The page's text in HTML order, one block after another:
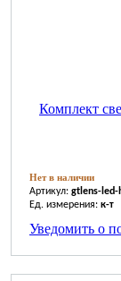
Комплект
Нет в наличии
Артикул: gtlens-led-
Ед. измерения: к-т
Уведомить о